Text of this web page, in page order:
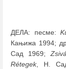
ДЕЛА: песме:
Кањижа 1994;
Сад 1969;
Rétegek, Н.